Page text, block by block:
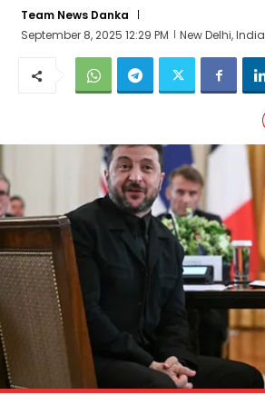
Team News Danka
September 8, 2025 12:29 PM
New Delhi, India.